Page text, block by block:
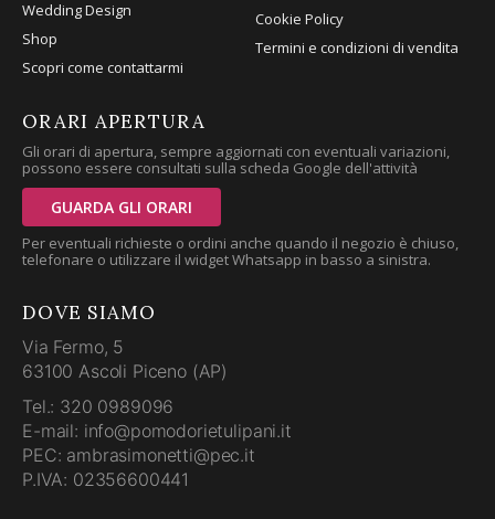
Wedding Design
Shop
Scopri come contattarmi
Cookie Policy
Termini e condizioni di vendita
ORARI APERTURA
Gli orari di apertura, sempre aggiornati con eventuali variazioni,
possono essere consultati sulla scheda Google dell'attività
GUARDA GLI ORARI
Per eventuali richieste o ordini anche quando il negozio è chiuso,
telefonare o utilizzare il widget Whatsapp in basso a sinistra.
DOVE SIAMO
Via Fermo, 5
63100 Ascoli Piceno (AP)
Tel.: 320 0989096
E-mail: info@pomodorietulipani.it
PEC: ambrasimonetti@pec.it
P.IVA: 02356600441